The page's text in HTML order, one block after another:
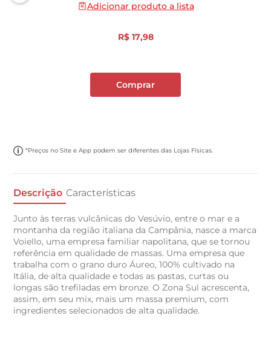
Adicionar produto a lista
R$ 17,98
Comprar
*Preços no Site e App podem ser diferentes das Lojas Físicas.
Descrição Características
Junto às terras vulcânicas do Vesúvio, entre o mar e a
montanha da região italiana da Campânia, nasce a marca
Voiello, uma empresa familiar napolitana, que se tornou
referência em qualidade de massas. Uma empresa que
trabalha com o grano duro Áureo, 100% cultivado na
Itália, de alta qualidade e todas as pastas, curtas ou
longas são trefiladas em bronze. O Zona Sul acrescenta,
assim, em seu mix, mais um massa premium, com
ingredientes selecionados de alta qualidade.